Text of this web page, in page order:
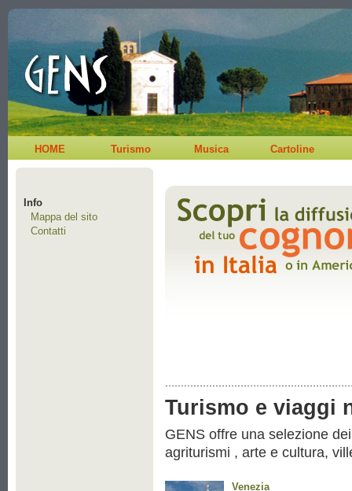
HOME Turismo Musica Cartoline
Info
Mappa del sito
Contatti
Turismo e viaggi
GENS offre una selezione
agriturismi , arte e cultura,
Venezia